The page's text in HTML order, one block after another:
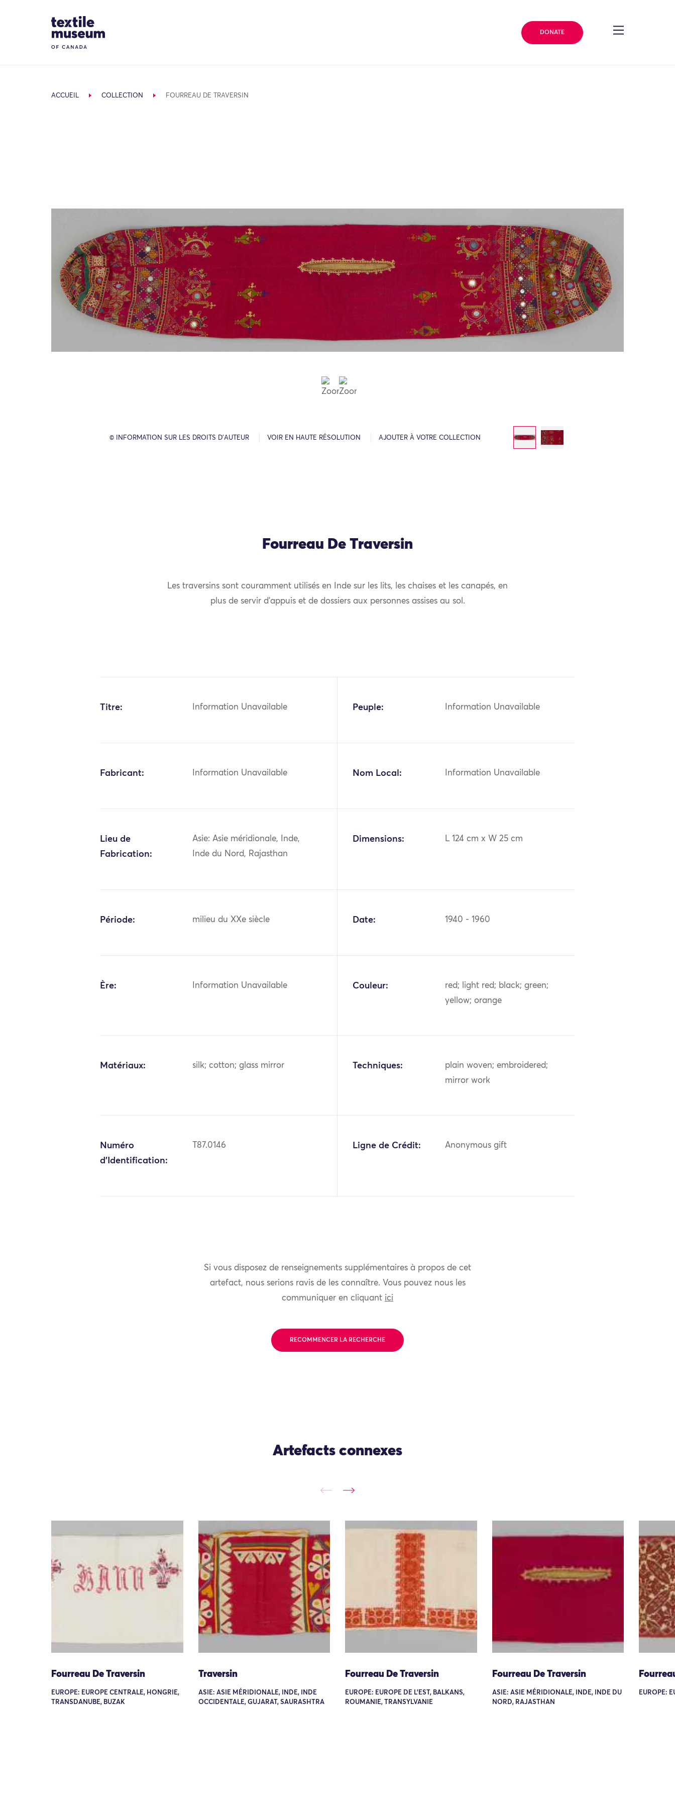
Site Logo
DONATE
ACCUEIL COLLECTION FOURREAU DE TRAVERSIN
© INFORMATION SUR LES DROITS D’AUTEUR VOIR EN HAUTE RÉSOLUTION AJOUTER À VOTRE COLLECTION
Fourreau De Traversin
Les traversins sont couramment utilisés en Inde sur les lits, les chaises et les canapés, en
plus de servir d’appuis et de dossiers aux personnes assises au sol.
Titre: Information Unavailable Peuple: Information Unavailable
Fabricant: Information Unavailable Nom Local: Information Unavailable
Lieu de
Fabrication:
Asie: Asie méridionale, Inde,
Inde du Nord, Rajasthan
Dimensions: L 124 cm x W 25 cm
Période: milieu du XXe siècle Date: 1940 - 1960
Ère: Information Unavailable Couleur:
red; light red; black; green;
yellow; orange
Matériaux: silk; cotton; glass mirror Techniques:
plain woven; embroidered;
mirror work
Numéro
d'Identification:
T87.0146 Ligne de Crédit: Anonymous gift
Si vous disposez de renseignements supplémentaires à propos de cet
artefact, nous serions ravis de les connaître. Vous pouvez nous les
communiquer en cliquant ici
RECOMMENCER LA RECHERCHE
Artefacts connexes
Fourreau De Traversin
EUROPE: EUROPE CENTRALE, HONGRIE,
TRANSDANUBE, BUZAK
Traversin
ASIE: ASIE MÉRIDIONALE, INDE, INDE
OCCIDENTALE, GUJARAT, SAURASHTRA
Fourreau De Traversin
EUROPE: EUROPE DE L'EST, BALKANS,
ROUMANIE, TRANSYLVANIE
Fourreau De Traversin
ASIE: ASIE MÉRIDIONALE, INDE, INDE DU
NORD, RAJASTHAN
EUROPE: